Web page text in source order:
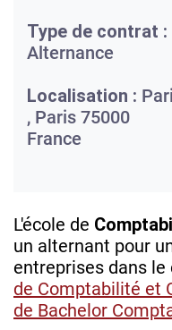
Type de contrat :
Alternance
Localisation :
, Paris 75000
France
L'école de
un alternant pour
entreprises dans le
de Comptabilité et
de Bachelor